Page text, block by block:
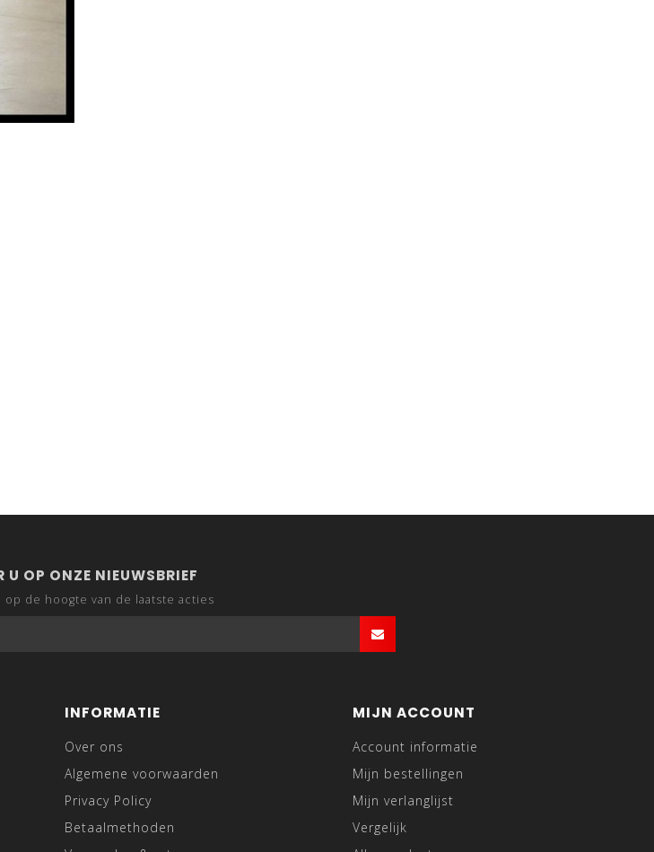
U OP ONZE NIEUWSBRIEF
op de hoogte van de laatste acties
INFORMATIE
Over ons
Algemene voorwaarden
Privacy Policy
Betaalmethoden
MIJN ACCOUNT
Account informatie
Mijn bestellingen
Mijn verlanglijst
Vergelijk